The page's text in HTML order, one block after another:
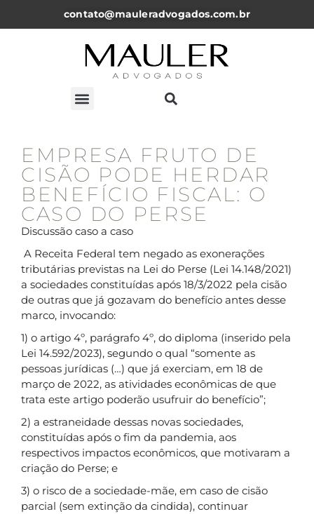
contato@mauleradvogados.com.br
EMPRESA FRUTO DE
CISÃO PODE HERDAR
BENEFÍCIO FISCAL: O
CASO DO PERSE
Discussão caso a caso
A Receita Federal tem negado as exonerações
tributárias previstas na Lei do Perse (Lei 14.148/2021)
a sociedades constituídas após 18/3/2022 pela cisão
de outras que já gozavam do benefício antes desse
marco, invocando:
1) o artigo 4º, parágrafo 4º, do diploma (inserido pela
Lei 14.592/2023), segundo o qual “somente as
pessoas jurídicas (…) que já exerciam, em 18 de
março de 2022, as atividades econômicas de que
trata este artigo poderão usufruir do benefício”;
2) a estraneidade dessas novas sociedades,
constituídas após o fim da pandemia, aos
respectivos impactos econômicos, que motivaram a
criação do Perse; e
3) o risco de a sociedade-mãe, em caso de cisão
parcial (sem extinção da cindida), continuar